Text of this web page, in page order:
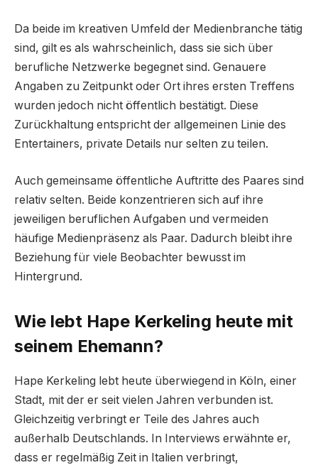
Da beide im kreativen Umfeld der Medienbranche tätig
sind, gilt es als wahrscheinlich, dass sie sich über
berufliche Netzwerke begegnet sind. Genauere
Angaben zu Zeitpunkt oder Ort ihres ersten Treffens
wurden jedoch nicht öffentlich bestätigt. Diese
Zurückhaltung entspricht der allgemeinen Linie des
Entertainers, private Details nur selten zu teilen.
Auch gemeinsame öffentliche Auftritte des Paares sind
relativ selten. Beide konzentrieren sich auf ihre
jeweiligen beruflichen Aufgaben und vermeiden
häufige Medienpräsenz als Paar. Dadurch bleibt ihre
Beziehung für viele Beobachter bewusst im
Hintergrund.
Wie lebt Hape Kerkeling heute mit
seinem Ehemann?
Hape Kerkeling lebt heute überwiegend in Köln, einer
Stadt, mit der er seit vielen Jahren verbunden ist.
Gleichzeitig verbringt er Teile des Jahres auch
außerhalb Deutschlands. In Interviews erwähnte er,
dass er regelmäßig Zeit in Italien verbringt,